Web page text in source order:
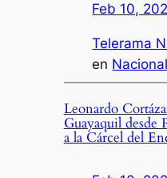
Feb 10,
Telerama
en
Leonardo
Guayaquil desde
a la Cárcel del